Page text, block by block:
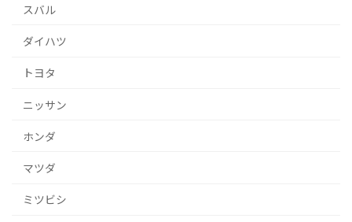
スバル
ダイハツ
トヨタ
ニッサン
ホンダ
マツダ
ミツビシ